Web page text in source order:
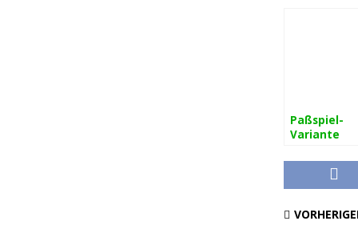
Paßspiel-
Variante
rtes
aining)